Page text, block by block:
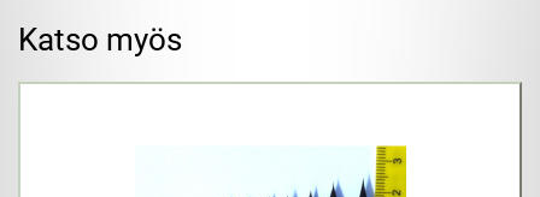
Katso myös